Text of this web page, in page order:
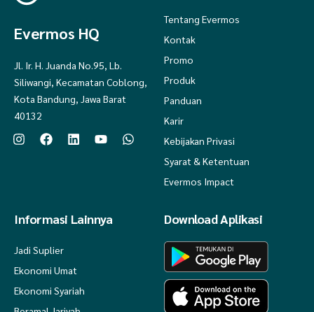
Evermos HQ
Jl. Ir. H. Juanda No.95, Lb.
Siliwangi, Kecamatan Coblong,
Kota Bandung, Jawa Barat
40132
Tentang Evermos
Kontak
Promo
Produk
Panduan
Karir
Kebijakan Privasi
Syarat & Ketentuan
Evermos Impact
Informasi Lainnya
Jadi Suplier
Ekonomi Umat
Ekonomi Syariah
Download Aplikasi